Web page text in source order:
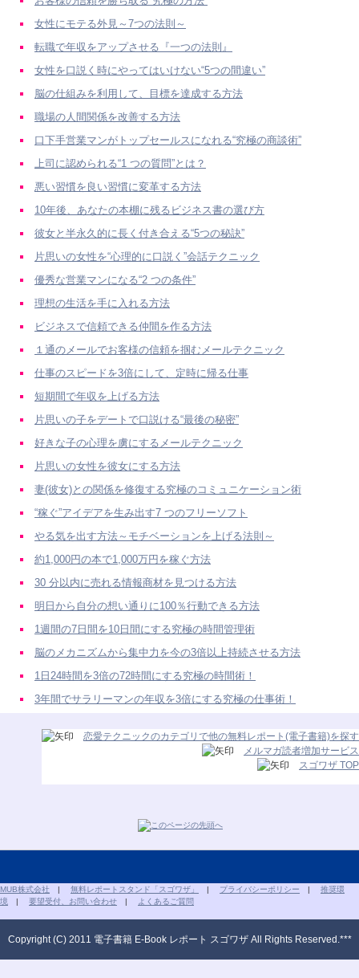
女性にモテる外見～7つの法則～
転職で年収をアップさせる『一つの法則』
女性を口説く時にやってはいけない“5つの間違い”
脳の仕組みを利用して、目標を達成する方法
職場の人間関係を改善する方法
口下手営業マンがトップセールスになれる“究極の商談術”
上司に認められる“1 つの質問”とは？
悪い習慣を良い習慣に変革する方法
10年後、あなたの本棚に残るビジネス書の選び方
彼女と半永久的に長く付き合える“5つの秘訣”
片思いの女性を“心理的に口説く”会話テクニック
優秀な営業マンになる“2 つの条件”
理想の生活を手に入れる方法
ビジネスで信頼できる仲間を作る方法
１通のメールでお客様の信頼を掴むメールテクニック
仕事のスピードを3倍にして、定時に帰る仕事
短期間で年収を上げる方法
片思いの子をデートで口説ける“最後の秘密”
好きな子の心理を虜にするメールテクニック
片思いの女性を彼女にする方法
妻(彼女)との関係を修復する究極のコミュニケーション術
“稼ぐ”アイデアを生み出す7 つのフリーソフト
やる気を出す方法～モチベーションを上げる法則～
約1,000円の本で1,000万円を稼ぐ方法
30 分以内に売れる情報商材を見つける方法
明日から自分の想い通りに100％行動できる方法
1週間の7日間を10日間にする究極の時間管理術
脳のメカニズムから集中力を今の3倍以上持続させる方法
1日24時間を3倍の72時間にする究極の時間術！
3年間でサラリーマンの年収を3倍にする究極の仕事術！
恋愛テクニックのカテゴリで他の無料レポート(電子書籍)を探す
メルマガ読者増加サービス
スゴワザ TOP
MUB株式会社 | 無料レポートスタンド「スゴワザ」 | プライバシーポリシー | 推奨環
境 | 要望受付、お問い合わせ | よくあるご質問
Copyright (C) 2011 電子書籍 E-Book レポート スゴワザ All Rights Reserved.***